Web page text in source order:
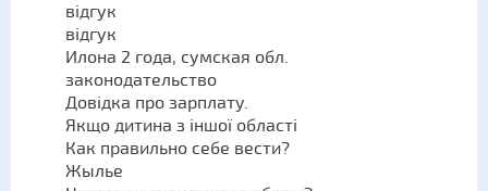
відгук
відгук
Илона 2 года, сумская обл.
законодательство
Довідка про зарплату.
Якщо дитина з іншої області
Как правильно себе вести?
Жылье